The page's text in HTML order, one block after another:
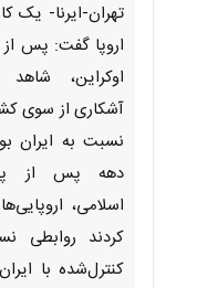
تهران-ایرنا- یک
اروپا گفت: پس از
اوکراین، شاهد
آشکاری از سوی
نسبت به ایران
دهه پس از
اسلامی،
کردند روابطی
کنترل‌شده با